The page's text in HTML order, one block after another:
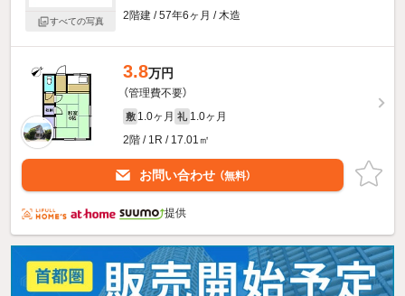
すべての写真
2階建 / 57年6ヶ月 / 木造
3.8万円
（管理費不要）
敷 1.0ヶ月 礼 1.0ヶ月
2階 / 1R / 17.01㎡
お問い合わせ （無料）
提供